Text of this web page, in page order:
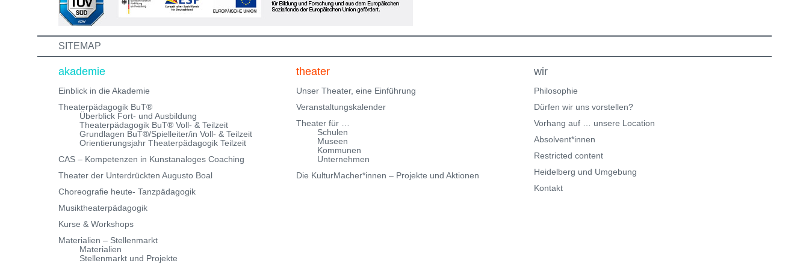
schreibe uns einfach eine Mail an:
info@theaterwerkstatt-heidelberg.de Wir freuen uns auf
Parkmöglichkeiten findest Du hier:
SITEMAP
akademie
Einblick in die Akademie
Theaterpädagogik BuT®
Überblick Fort- und Ausbildung
Theaterpädagogik BuT® Voll- & Teilzeit
Grundlagen BuT®/Spielleiter/in Voll- & Teilzeit
Orientierungsjahr Theaterpädagogik Teilzeit
CAS – Kompetenzen in Kunstanaloges Coaching
Theater der Unterdrückten Augusto Boal
Choreografie heute- Tanzpädagogik
Musiktheaterpädagogik
Kurse & Workshops
Materialien – Stellenmarkt
Materialien
Stellenmarkt und Projekte
theater
Unser Theater, eine Einführung
Veranstaltungskalender
Theater für …
Schulen
Museen
Kommunen
Unternehmen
Die KulturMacher*innen – Projekte und Aktionen
wir
Philosophie
Dürfen wir uns vorstellen?
Vorhang auf … unsere Location
Absolvent*innen
Restricted content
Heidelberg und Umgebung
Kontakt